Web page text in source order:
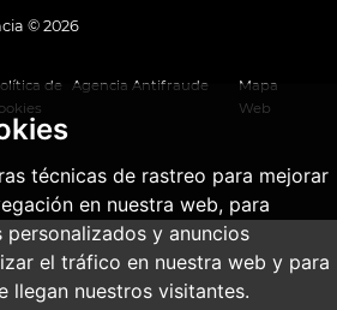
técnicas de rastreo para mejorar
en nuestra web, para
y anuncios
el tráfico en nuestra web y para
llegan nuestros visitantes.
© 2026
de
Agencia Antifraude
Mapa
Web